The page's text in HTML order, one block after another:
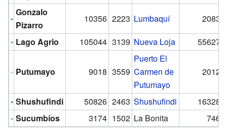
Gonzalo
Pizarro
10356 2223 Lumbaquí
2083
Lago Agrio
105044 3139 Nueva Loja 55627
Putumayo 9018 3559
Puerto El
Carmen de
Putumayo
2012
Shushufindi 50826 2463 Shushufindi
16328
Sucumbíos
3174 1502 La Bonita 746